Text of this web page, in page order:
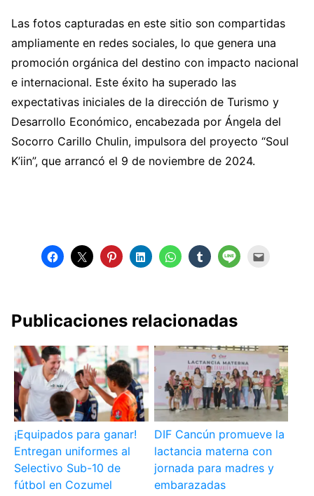
Las fotos capturadas en este sitio son compartidas
ampliamente en redes sociales, lo que genera una
promoción orgánica del destino con impacto nacional
e internacional. Este éxito ha superado las
expectativas iniciales de la dirección de Turismo y
Desarrollo Económico, encabezada por Ángela del
Socorro Carillo Chulin, impulsora del proyecto “Soul
K’iin”, que arrancó el 9 de noviembre de 2024.
Publicaciones relacionadas
¡Equipados para ganar!
Entregan uniformes al
Selectivo Sub-10 de
fútbol en Cozumel
DIF Cancún promueve la
lactancia materna con
jornada para madres y
embarazadas